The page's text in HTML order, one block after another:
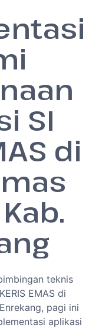
SI
di
teknis
EMAS di
pagi ini
aplikasi